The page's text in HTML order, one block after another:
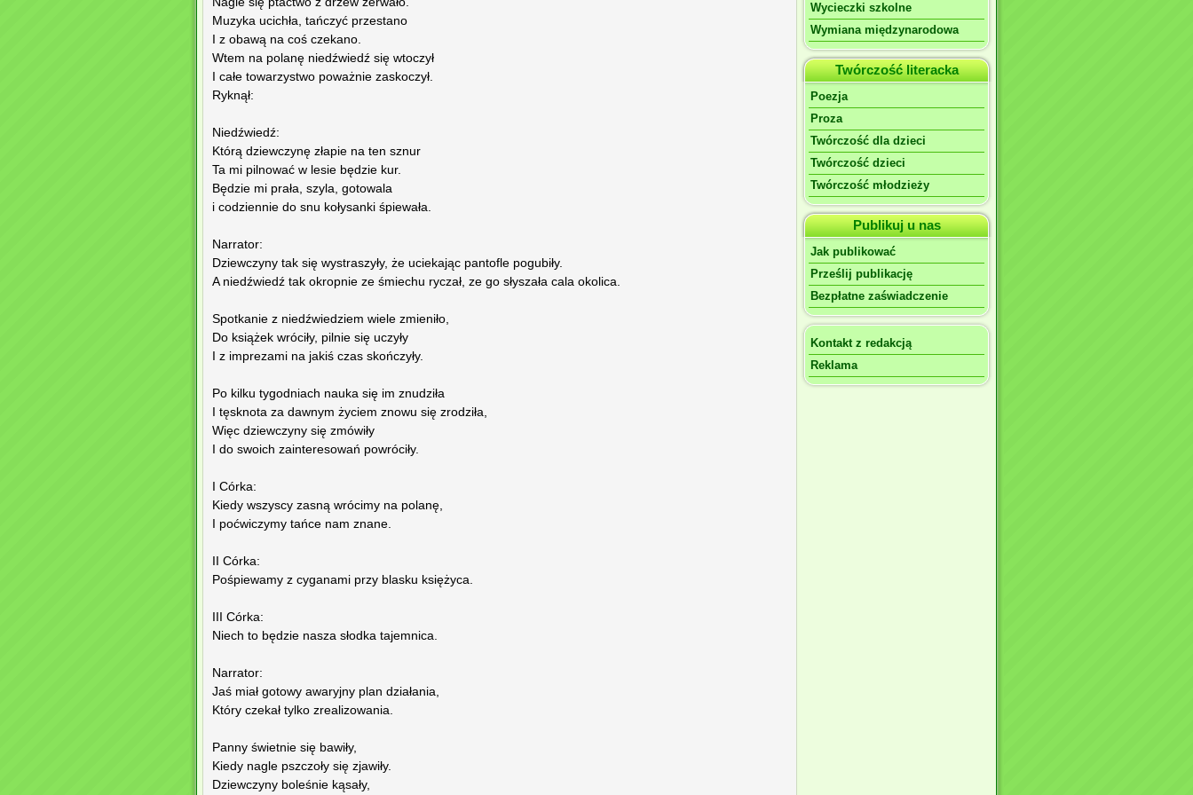
Muzyka ucichła, tańczyć przestano
I z obawą na coś czekano.
Wtem na polanę niedźwiedź się wtoczył
I całe towarzystwo poważnie zaskoczył.
Ryknął:
Niedźwiedź:
Którą dziewczynę złapie na ten sznur
Ta mi pilnować w lesie będzie kur.
Będzie mi prała, szyla, gotowala
i codziennie do snu kołysanki śpiewała.
Narrator:
Dziewczyny tak się wystraszyły, że uciekając pantofle pogubiły.
A niedźwiedź tak okropnie ze śmiechu ryczał, ze go słyszała cala okolica.
Spotkanie z niedźwiedziem wiele zmieniło,
Do książek wróciły, pilnie się uczyły
I z imprezami na jakiś czas skończyły.
Po kilku tygodniach nauka się im znudziła
I tęsknota za dawnym życiem znowu się zrodziła,
Więc dziewczyny się zmówiły
I do swoich zainteresowań powróciły.
I Córka:
Kiedy wszyscy zasną wrócimy na polanę,
I poćwiczymy tańce nam znane.
II Córka:
Pośpiewamy z cyganami przy blasku księżyca.
III Córka:
Niech to będzie nasza słodka tajemnica.
Narrator:
Jaś miał gotowy awaryjny plan działania,
Który czekał tylko zrealizowania.
Panny świetnie się bawiły,
Kiedy nagle pszczoły się zjawiły.
Dziewczyny boleśnie kąsały,
Wycieczki szkolne
Wymiana międzynarodowa
Twórczość literacka
Poezja
Proza
Twórczość dla dzieci
Twórczość dzieci
Twórczość młodzieży
Publikuj u nas
Jak publikować
Prześlij publikację
Bezpłatne zaświadczenie
Kontakt z redakcją
Reklama